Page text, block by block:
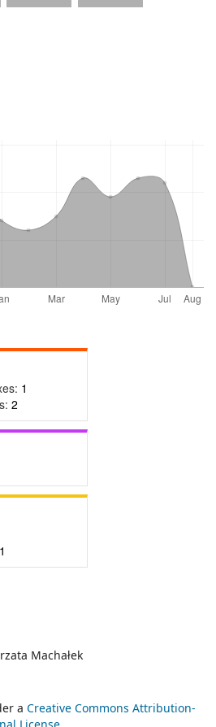
1
2
1
Machałek
a Creative Commons Attribution-
License